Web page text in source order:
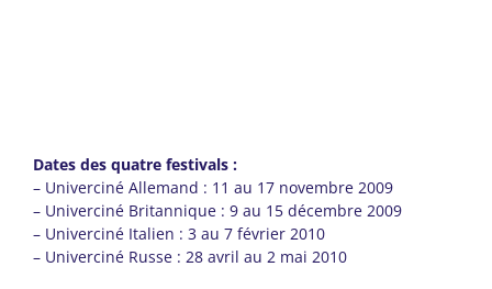
Dates des quatre festivals :
– Univerciné Allemand : 11 au 17 novembre 2009
– Univerciné Britannique : 9 au 15 décembre 2009
– Univerciné Italien : 3 au 7 février 2010
– Univerciné Russe : 28 avril au 2 mai 2010